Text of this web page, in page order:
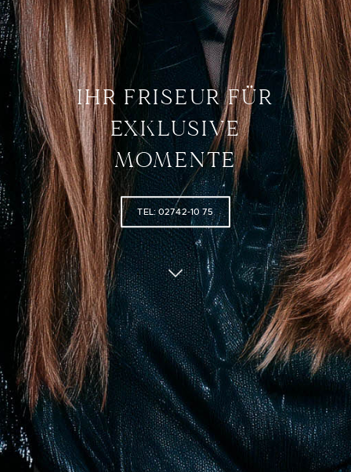
IHR FRISEUR FÜR
EXKLUSIVE
MOMENTE
TEL: 02742-10 75